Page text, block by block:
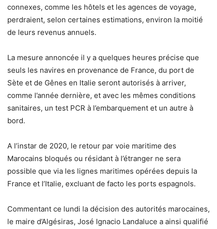
connexes, comme les hôtels et les agences de voyage,
perdraient, selon certaines estimations, environ la moitié
de leurs revenus annuels.
La mesure annoncée il y a quelques heures précise que
seuls les navires en provenance de France, du port de
Sète et de Gênes en Italie seront autorisés à arriver,
comme l’année dernière, et avec les mêmes conditions
sanitaires, un test PCR à l’embarquement et un autre à
bord.
A l’instar de 2020, le retour par voie maritime des
Marocains bloqués ou résidant à l’étranger ne sera
possible que via les lignes maritimes opérées depuis la
France et l’Italie, excluant de facto les ports espagnols.
Commentant ce lundi la décision des autorités marocaines,
le maire d’Algésiras, José Ignacio Landaluce a ainsi qualifié